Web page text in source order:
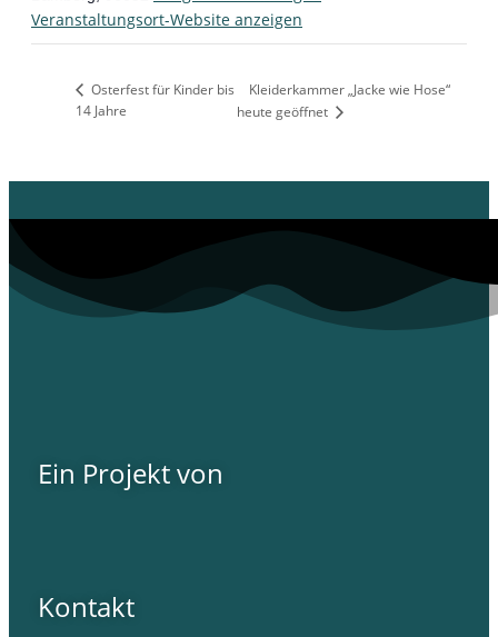
Veranstaltungsort-Website anzeigen
Osterfest für Kinder bis
14 Jahre
Kleiderkammer „Jacke wie Hose“
heute geöffnet
Ein Projekt von
Kontakt